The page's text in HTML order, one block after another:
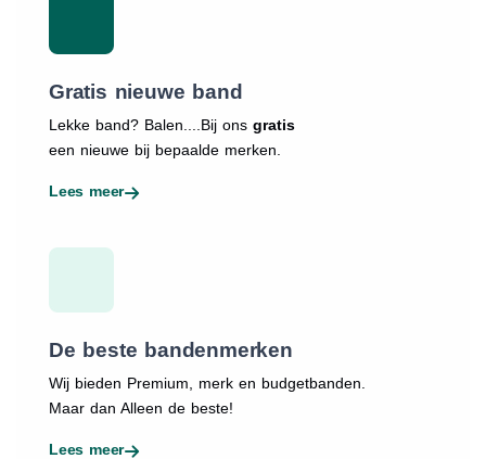
Gratis nieuwe band
Lekke band? Balen....Bij ons gratis
een nieuwe bij bepaalde merken.
Lees meer
De beste bandenmerken
Wij bieden Premium, merk en budgetbanden.
Maar dan Alleen de beste!
Lees meer